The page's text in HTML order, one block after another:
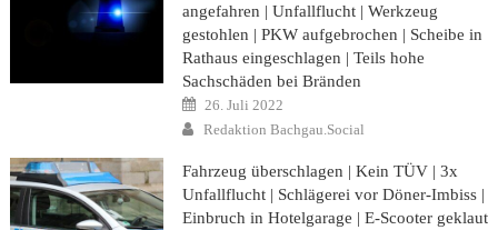
angefahren | Unfallflucht | Werkzeug
gestohlen | PKW aufgebrochen | Scheibe in
Rathaus eingeschlagen | Teils hohe
Sachschäden bei Bränden
Posted
on
26. Juli 2022
Author
Redaktion Bachgau.Social
Fahrzeug überschlagen | Kein TÜV | 3x
Unfallflucht | Schlägerei vor Döner-Imbiss |
Einbruch in Hotelgarage | E-Scooter geklaut